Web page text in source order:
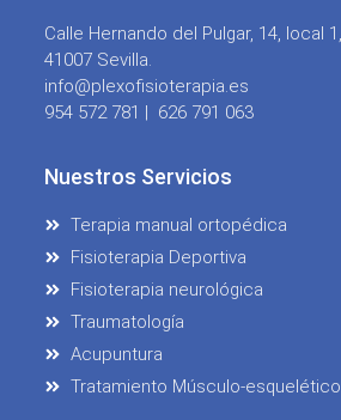
Calle Hernando del Pulgar, 14, local 1,
41007 Sevilla.
info@plexofisioterapia.es
954 572 781 | 626 791 063
Nuestros Servicios
Terapia manual ortopédica
Fisioterapia Deportiva
Fisioterapia neurológica
Traumatología
Acupuntura
Tratamiento Músculo-